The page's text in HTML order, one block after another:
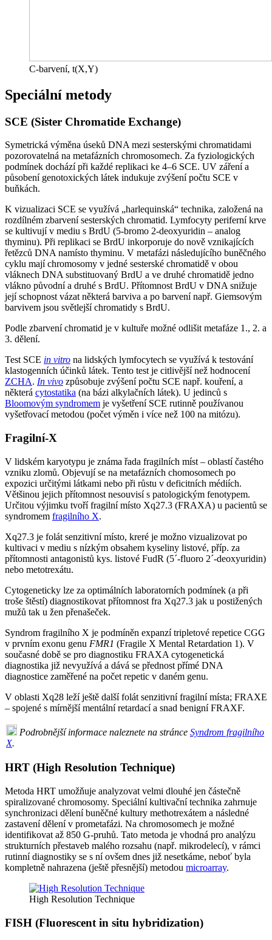
C-barvení, t(X,Y)
Speciální metody
SCE (Sister Chromatide Exchange)
Symetrická výměna úseků DNA mezi sesterskými chromatidami
pozorovatelná na metafázních chromosomech. Za fyziologických
podmínek dochází při každé replikaci ke 4–6 SCE. UV záření a
působení genotoxických látek indukuje zvýšení počtu SCE v
buňkách.
K vizualizaci SCE se využívá „harlequinská“ technika, založená na
rozdílném zbarvení sesterských chromatid. Lymfocyty periferní krve
se kultivují v mediu s BrdU (5-bromo 2-deoxyuridin – analog
thyminu). Při replikaci se BrdU inkorporuje do nově vznikajících
řetězců DNA namísto thyminu. V metafázi následujícího buněčného
cyklu mají chromosomy v jedné sesterské chromatidě v obou
vláknech DNA substituovaný BrdU a ve druhé chromatidě jedno
vlákno původní a druhé s BrdU. Přítomnost BrdU v DNA snižuje
její schopnost vázat některá barviva a po barvení např. Giemsovým
barvivem jsou světlejší chromatidy s BrdU.
Podle zbarvení chromatid je v kultuře možné odlišit metafáze 1., 2. a
3. dělení.
Test SCE in vitro na lidských lymfocytech se využívá k testování
klastogenních účinků látek. Tento test je citlivější než hodnocení
ZCHA. In vivo způsobuje zvýšení počtu SCE např. kouření, a
některá cytostatika (na bázi alkylačních látek). U jedinců s
Bloomovým syndromem je vyšetření SCE rutinně používanou
vyšetřovací metodou (počet výměn i více než 100 na mitózu).
Fragilní-X
V lidském karyotypu je známa řada fragilních míst – oblastí častého
vzniku zlomů. Objevují se na metafázních chomosomech po
expozici určitými látkami nebo při růstu v deficitních médiích.
Většinou jejich přítomnost nesouvisí s patologickým fenotypem.
Určitou výjimku tvoří fragilní místo Xq27.3 (FRAXA) u pacientů se
syndromem fragilního X.
Xq27.3 je folát senzitivní místo, kreré je možno vizualizovat po
kultivaci v mediu s nízkým obsahem kyseliny listové, příp. za
přítomnosti antagonistů kys. listové FudR (5´-fluoro 2´-deoxyuridin)
nebo metotrexátu.
Cytogeneticky lze za optimálních laboratorních podmínek (a při
troše štěstí) diagnostikovat přítomnost fra Xq27.3 jak u postižených
mužů tak u žen přenašeček.
Syndrom fragilního X je podmíněn expanzí tripletové repetice CGG
v prvním exonu genu FMR1 (Fragile X Mental Retardation 1). V
současné době se pro diagnostiku FRAXA cytogenetická
diagnostika již nevyužívá a dává se přednost přímé DNA
diagnostice zaměřené na počet repetic v daném genu.
V oblasti Xq28 leží ještě další folát senzitivní fragilní místa; FRAXE
– spojené s mírnější mentální retardací a snad benigní FRAXF.
Podrobnější informace naleznete na stránce Syndrom fragilního
X.
HRT (High Resolution Technique)
Metoda HRT umožňuje analyzovat velmi dlouhé jen částečně
spiralizované chromosomy. Speciální kultivační technika zahrnuje
synchronizaci dělení buněčné kultury methotrexátem a následné
zastavení dělení v prometafázi. Na chromosomech je možné
identifikovat až 850 G-pruhů. Tato metoda je vhodná pro analýzu
strukturních přestaveb malého rozsahu (např. mikrodelecí), v rámci
rutinní diagnostiky se s ní ovšem dnes již nesetkáme, neboť byla
kompletně nahrazena (ještě přesnější) metodou microarray.
High Resolution Technique
FISH (Fluorescent in situ hybridization)